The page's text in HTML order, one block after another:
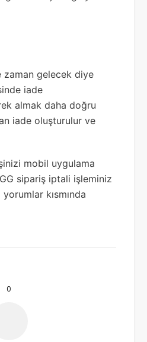
zaman gelecek diye
iade
almak daha doğru
iade oluşturulur ve
mobil uygulama
sipariş iptali işleminiz
kısmında
0